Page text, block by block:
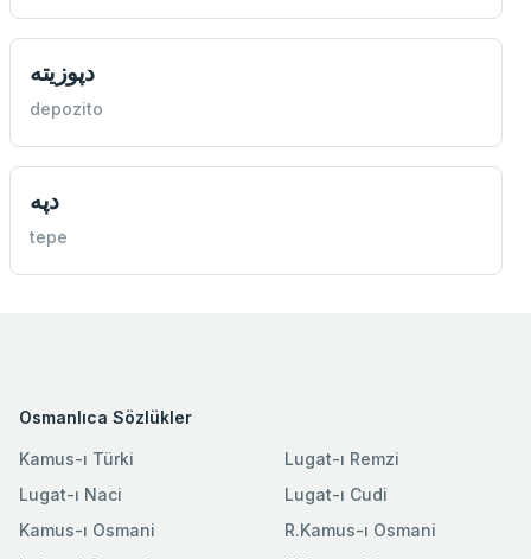
دپوزيته
depozito
دپه
tepe
Osmanlıca Sözlükler
Kamus-ı Türki
Lugat-ı Naci
Kamus-ı Osmani
Lugat-ı Remzi
Lugat-ı Cudi
R.Kamus-ı Osmani